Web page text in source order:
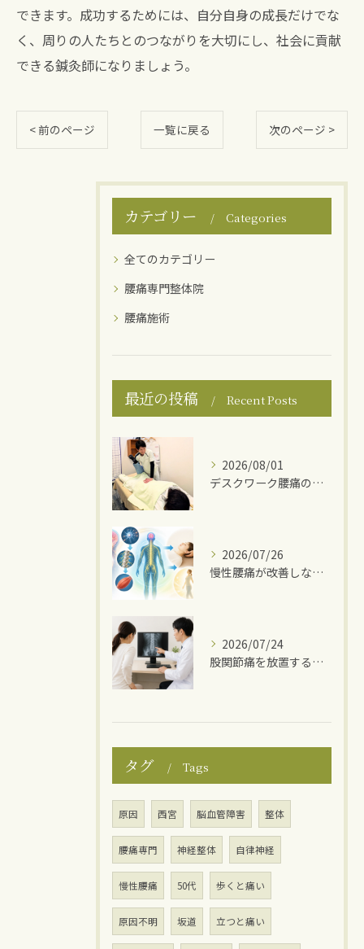
できます。成功するためには、自分自身の成長だけでな
く、周りの人たちとのつながりを大切にし、社会に貢献
できる鍼灸師になりましょう。
< 前のページ 一覧に戻る 次のページ >
カテゴリー Categories
全てのカテゴリー
腰痛専門整体院
腰痛施術
最近の投稿 Recent Posts
2026/08/01
デスクワーク腰痛の原因
2026/07/26
慢性腰痛が改善しない理由
2026/07/24
股関節痛を放置するとどうなる？
タグ Tags
原因 西宮 脳血管障害 整体
腰痛専門 神経整体 自律神経
慢性腰痛 50代 歩くと痛い
原因不明 坂道 立つと痛い